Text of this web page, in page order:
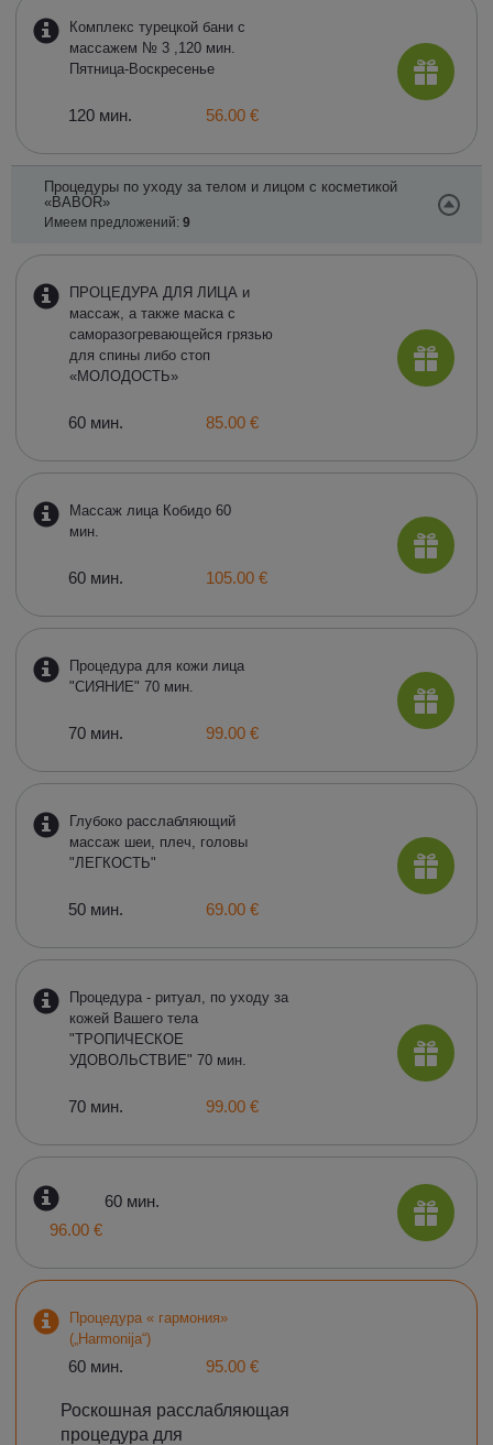
Комплекс турецкой бани с
массажем № 3 ,120 мин.
Пятница-Воскресенье
120 мин. 56.00 €
Процедуры по уходу за телом и лицом с косметикой
«BABOR»
Имеем предложений: 9
ПРОЦЕДУРА ДЛЯ ЛИЦА и
массаж, а также маска с
саморазогревающейся грязью
для спины либо стоп
«МОЛОДОСТЬ»
60 мин. 85.00 €
Массаж лица Кобидо 60
мин.
60 мин. 105.00 €
Процедура для кожи лица
"СИЯНИЕ" 70 мин.
70 мин. 99.00 €
Глубоко расслабляющий
массаж шеи, плеч, головы
"ЛЕГКОСТЬ"
50 мин. 69.00 €
Процедура - ритуал, по уходу за
кожей Вашего тела
"ТРОПИЧЕСКОЕ
УДОВОЛЬСТВИЕ" 70 мин.
70 мин. 99.00 €
60 мин.
96.00 €
Процедура « гармония»
(„Harmonija“)
60 мин. 95.00 €
Роскошная расслабляющая
процедура для